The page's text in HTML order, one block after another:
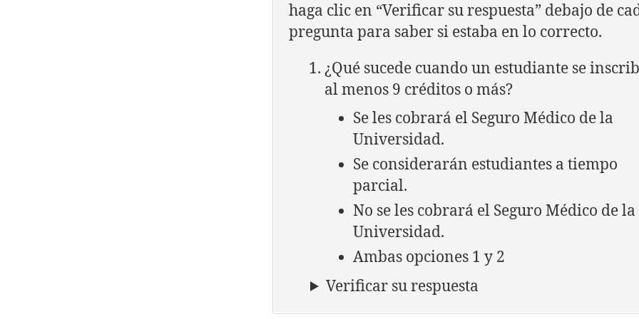
haga clic en “Verificar su respuesta” debajo de
pregunta para saber si estaba en lo correcto.
¿Qué sucede cuando un estudiante se
al menos 9 créditos o más?
Se les cobrará el Seguro Médico de la
Universidad.
Se considerarán estudiantes a tiempo
parcial.
No se les cobrará el Seguro Médico de la
Universidad.
Ambas opciones 1 y 2
Verificar su respuesta